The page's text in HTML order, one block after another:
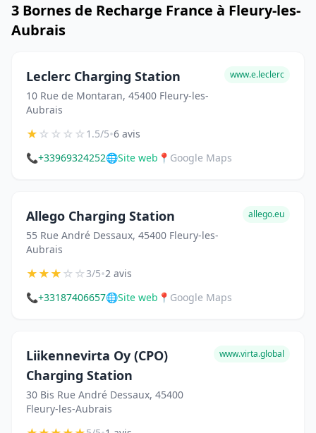
3 Bornes de Recharge France à Fleury-les-
Aubrais
Leclerc Charging Station
10 Rue de Montaran, 45400 Fleury-les-
Aubrais
www.e.leclerc
★☆☆☆☆1.5/5•6 avis
📞+33969324252🌐Site web 📍 Google Maps
Allego Charging Station
55 Rue André Dessaux, 45400 Fleury-les-
Aubrais
allego.eu
★★★☆☆3/5•2 avis
📞+33187406657🌐Site web 📍 Google Maps
Liikennevirta Oy (CPO)
Charging Station
30 Bis Rue André Dessaux, 45400
Fleury-les-Aubrais
www.virta.global